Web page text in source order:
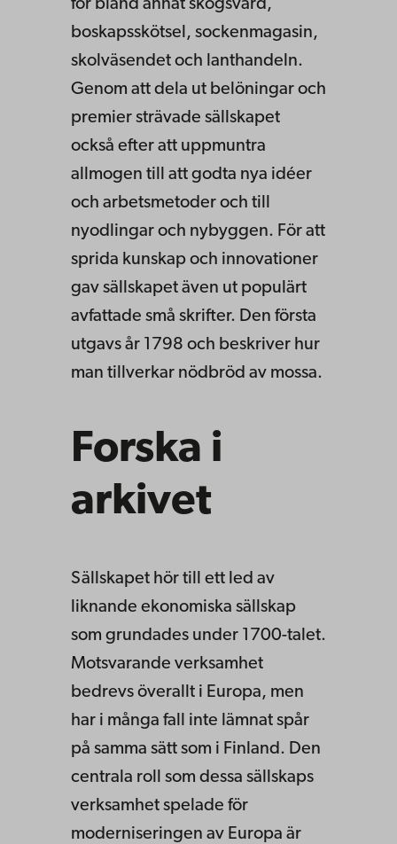
för bland annat skogsvård,
boskapsskötsel, sockenmagasin,
skolväsendet och lanthandeln.
Genom att dela ut belöningar och
premier strävade sällskapet
också efter att uppmuntra
allmogen till att godta nya idéer
och arbetsmetoder och till
nyodlingar och nybyggen. För att
sprida kunskap och innovationer
gav sällskapet även ut populärt
avfattade små skrifter. Den första
utgavs år 1798 och beskriver hur
man tillverkar nödbröd av mossa.
Forska i
arkivet
Sällskapet hör till ett led av
liknande ekonomiska sällskap
som grundades under 1700-talet.
Motsvarande verksamhet
bedrevs överallt i Europa, men
har i många fall inte lämnat spår
på samma sätt som i Finland. Den
centrala roll som dessa sällskaps
verksamhet spelade för
moderniseringen av Europa är